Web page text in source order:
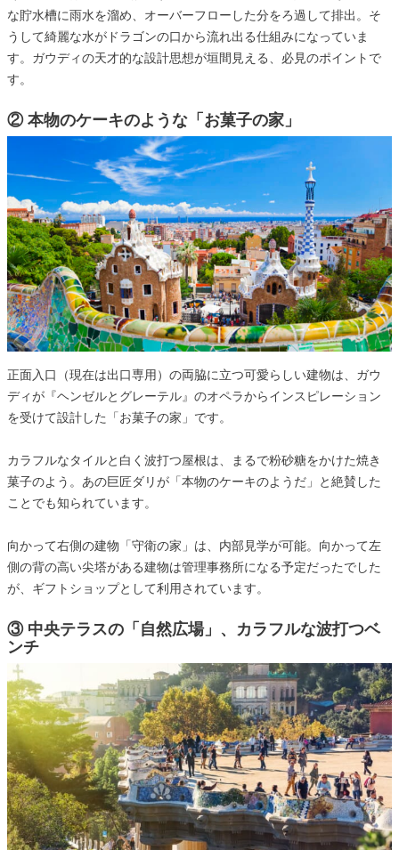
な貯水槽に雨水を溜め、オーバーフローした分をろ過して排出。そ
うして綺麗な水がドラゴンの口から流れ出る仕組みになっていま
す。ガウディの天才的な設計思想が垣間見える、必見のポイントで
す。
② 本物のケーキのような「お菓子の家」
正面入口（現在は出口専用）の両脇に立つ可愛らしい建物は、ガウ
ディが『ヘンゼルとグレーテル』のオペラからインスピレーション
を受けて設計した「お菓子の家」です。
カラフルなタイルと白く波打つ屋根は、まるで粉砂糖をかけた焼き
菓子のよう。あの巨匠ダリが「本物のケーキのようだ」と絶賛した
ことでも知られています。
向かって右側の建物「守衛の家」は、内部見学が可能。向かって左
側の背の高い尖塔がある建物は管理事務所になる予定だったでした
が、ギフトショップとして利用されています。
③ 中央テラスの「自然広場」、カラフルな波打つベ
ンチ